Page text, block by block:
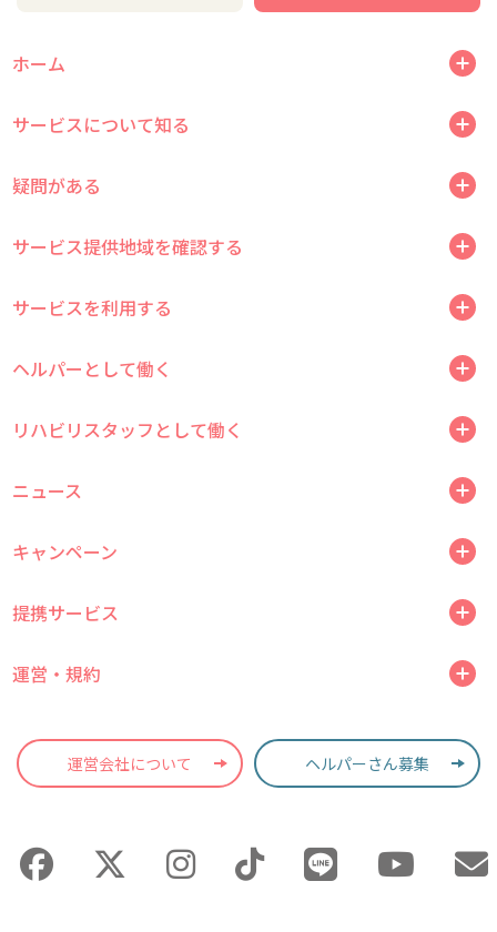
ホーム
サービスについて知る
疑問がある
サービス提供地域を確認する
サービスを利用する
ヘルパーとして働く
リハビリスタッフとして働く
ニュース
キャンペーン
提携サービス
運営・規約
運営会社について ヘルパーさん募集